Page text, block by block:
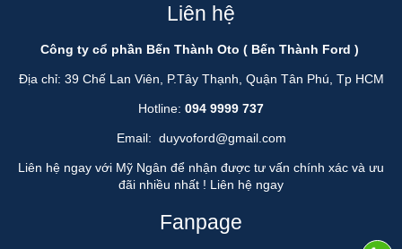
Liên hệ
Công ty cổ phần Bến Thành Oto ( Bến Thành Ford )
Địa chỉ: 39 Chế Lan Viên, P.Tây Thạnh, Quận Tân Phú, Tp HCM
Hotline: 094 9999 737
Email: duyvoford@gmail.com
Liên hệ ngay với Mỹ Ngân để nhận được tư vấn chính xác và ưu
đãi nhiều nhất ! Liên hệ ngay
Fanpage